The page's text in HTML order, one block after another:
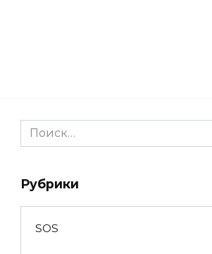
Search
for:
Рубрики
SOS